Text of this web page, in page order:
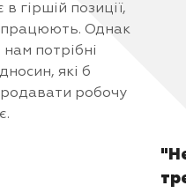
гіршій позиції,
працюють. Однак
потрібні
які б
робочу